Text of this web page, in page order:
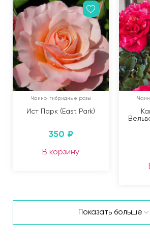
Чайно-гибридные розы
Ист Парк (East Park)
350 ₽
В корзину
Показать больше